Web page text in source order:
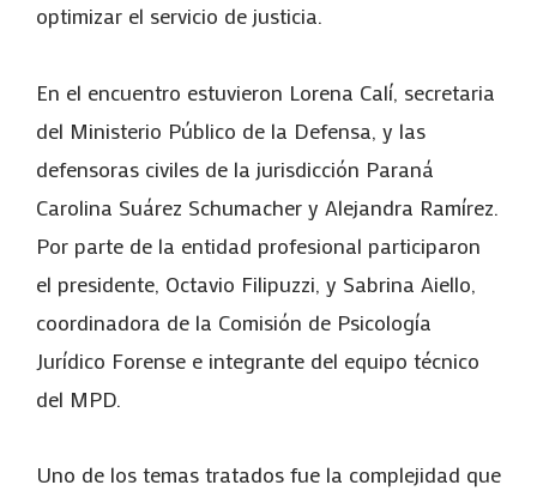
optimizar el servicio de justicia.
En el encuentro estuvieron Lorena Calí, secretaria
del Ministerio Público de la Defensa, y las
defensoras civiles de la jurisdicción Paraná
Carolina Suárez Schumacher y Alejandra Ramírez.
Por parte de la entidad profesional participaron
el presidente, Octavio Filipuzzi, y Sabrina Aiello,
coordinadora de la Comisión de Psicología
Jurídico Forense e integrante del equipo técnico
del MPD.
Uno de los temas tratados fue la complejidad que